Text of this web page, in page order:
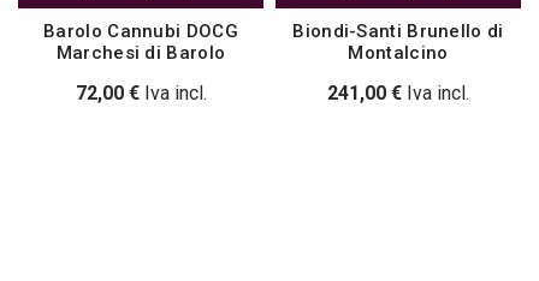
Barolo Cannubi DOCG
Marchesi di Barolo
72,00 € Iva incl.
Biondi-Santi Brunello di
Montalcino
241,00 € Iva incl.